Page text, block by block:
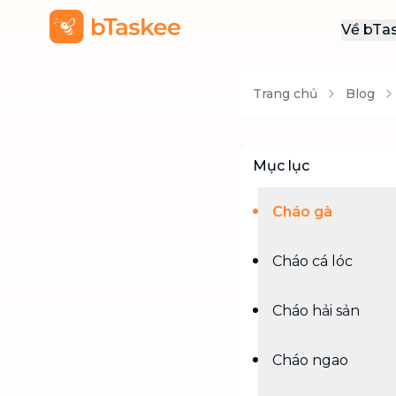
Về
Trang chủ Blog
Mục lục
Cháo gà
Cháo cá lóc
Cháo hải sản
Cháo ngao